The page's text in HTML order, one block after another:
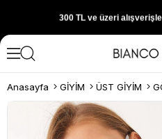
300 TL ve üzeri
1000 TL ve üzeri
Yeni sezon
300 TL ve üzeri
Anasayfa GİYİM ÜST GİYİM